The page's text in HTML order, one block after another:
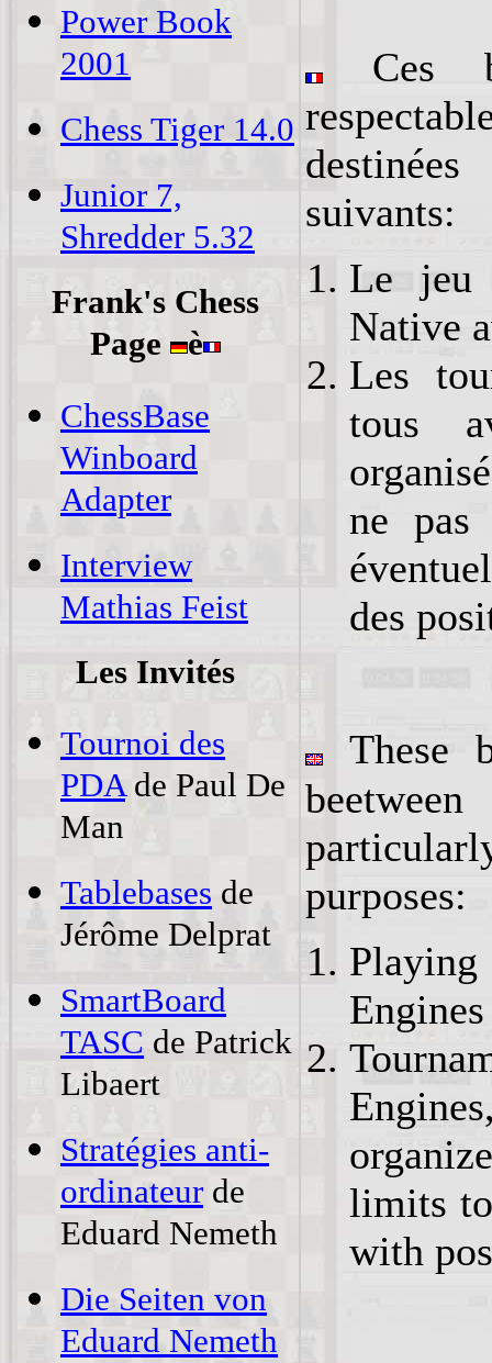
Power Book
2001
Chess Tiger 14.0
Junior 7,
Shredder 5.32
Frank's Chess
Page
è
ChessBase
Winboard
Adapter
Interview
Mathias Feist
Les Invités
Tournoi des
PDAde Paul De
Man
Tablebases de
Jérôme Delprat
SmartBoard
TASC de Patrick
Libaert
Stratégies anti-
ordinateur de
Eduard Nemeth
Die Seiten von
Eduard Nemeth
Ces
suivants:
Le jeu
Native
Les
tous
ne
des
These
purposes:
limits
with